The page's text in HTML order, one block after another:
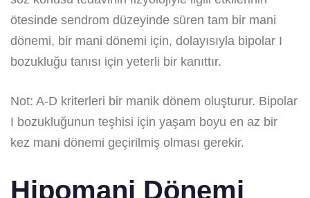
ötesinde sendrom düzeyinde süren tam bir mani
dönemi, bir mani dönemi için, dolayısıyla bipolar I
bozukluğu tanısı için yeterli bir kanıttır.
Not: A-D kriterleri bir manik dönem oluşturur. Bipolar
I bozukluğunun teşhisi için yaşam boyu en az bir
kez mani dönemi geçirilmiş olması gerekir.
Hipomani Dönemi